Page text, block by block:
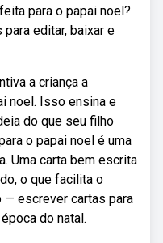
para o papai noel?
editar, baixar e
a criança a
noel. Isso ensina e
do que seu filho
o papai noel é uma
Uma carta bem escrita
o que facilita o
— escrever cartas para
do natal.